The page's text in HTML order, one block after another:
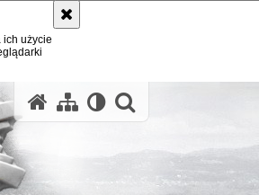
ich użycie